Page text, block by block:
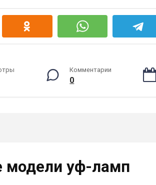
Комментарии
0
модели уф-ламп